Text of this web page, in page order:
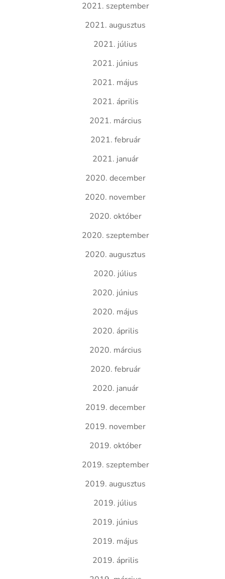
2021. szeptember
2021. augusztus
2021. július
2021. június
2021. május
2021. április
2021. március
2021. február
2021. január
2020. december
2020. november
2020. október
2020. szeptember
2020. augusztus
2020. július
2020. június
2020. május
2020. április
2020. március
2020. február
2020. január
2019. december
2019. november
2019. október
2019. szeptember
2019. augusztus
2019. július
2019. június
2019. május
2019. április